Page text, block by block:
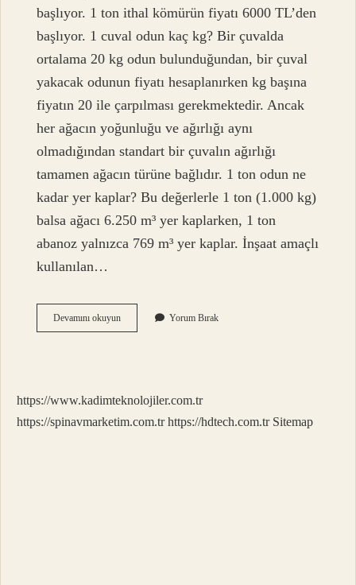
başlıyor. 1 ton ithal kömürün fiyatı 6000 TL’den
başlıyor. 1 cuval odun kaç kg? Bir çuvalda
ortalama 20 kg odun bulunduğundan, bir çuval
yakacak odunun fiyatı hesaplanırken kg başına
fiyatın 20 ile çarpılması gerekmektedir. Ancak
her ağacın yoğunluğu ve ağırlığı aynı
olmadığından standart bir çuvalın ağırlığı
tamamen ağacın türüne bağlıdır. 1 ton odun ne
kadar yer kaplar? Bu değerlerle 1 ton (1.000 kg)
balsa ağacı 6.250 m³ yer kaplarken, 1 ton
abanoz yalnızca 769 m³ yer kaplar. İnşaat amaçlı
kullanılan…
Devamını okuyunOdun
Tonu
Yorum Bırak
https://www.kadimteknolojiler.com.tr
https://spinavmarketim.com.tr https://hdtech.com.tr Sitemap